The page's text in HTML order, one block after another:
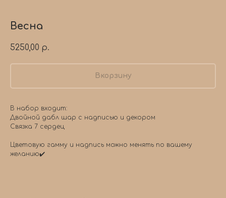
Весна
5250,00 р.
Вкорзину
В набор входит:
Двойной дабл шар с надписью и декором
Связка 7 сердец
Цветовую гамму и надпись можно менять по вашему
желанию✔️